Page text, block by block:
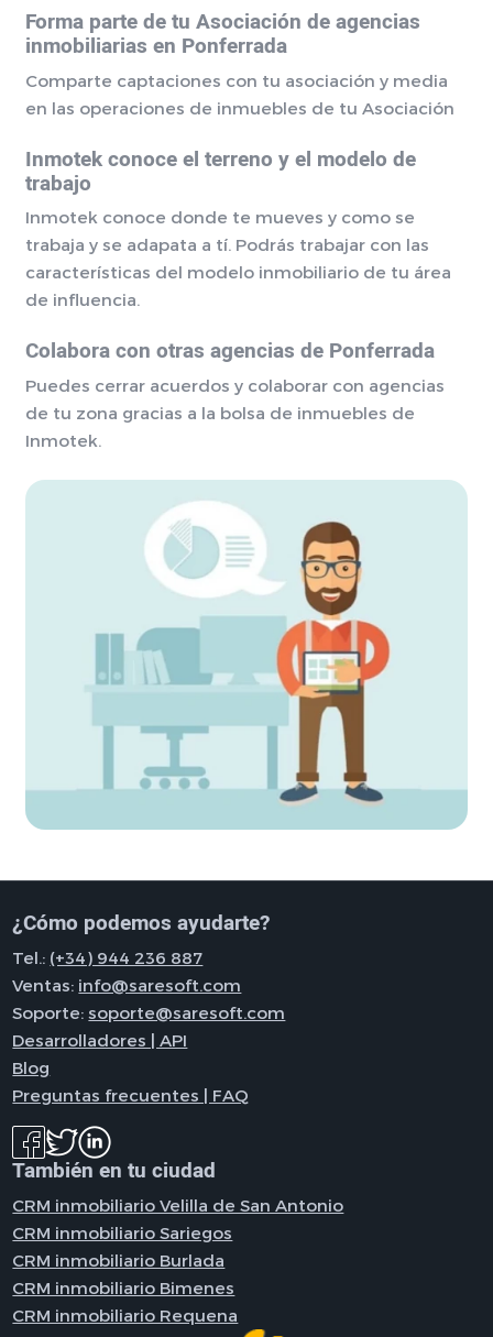
Forma parte de tu Asociación de agencias
inmobiliarias en Ponferrada
Comparte captaciones con tu asociación y media
en las operaciones de inmuebles de tu Asociación
Inmotek conoce el terreno y el modelo de
trabajo
Inmotek conoce donde te mueves y como se
trabaja y se adapata a tí. Podrás trabajar con las
características del modelo inmobiliario de tu área
de influencia.
Colabora con otras agencias de Ponferrada
Puedes cerrar acuerdos y colaborar con agencias
de tu zona gracias a la bolsa de inmuebles de
Inmotek.
¿Cómo podemos ayudarte?
Tel.: (+34) 944 236 887
Ventas: info@saresoft.com
Soporte:soporte@saresoft.com
Desarrolladores | API
Blog
Preguntas frecuentes | FAQ
También en tu ciudad
CRM inmobiliario Velilla de San Antonio
CRM inmobiliario Sariegos
CRM inmobiliario Burlada
CRM inmobiliario Bimenes
CRM inmobiliario Requena